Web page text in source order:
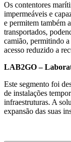
Os contentores
impermeáveis e
e permitem também
transportados,
camião, permitindo
acesso reduzido a
LAB2GO –
Este segmento foi
de instalações
infraestruturas. A
expansão das suas